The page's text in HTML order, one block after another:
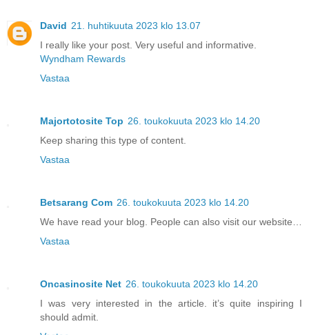
David 21. huhtikuuta 2023 klo 13.07
I really like your post. Very useful and informative.
Wyndham Rewards
Vastaa
Majortotosite Top 26. toukokuuta 2023 klo 14.20
Keep sharing this type of content.
Vastaa
Betsarang Com 26. toukokuuta 2023 klo 14.20
We have read your blog. People can also visit our website…
Vastaa
Oncasinosite Net 26. toukokuuta 2023 klo 14.20
I was very interested in the article. it’s quite inspiring I
should admit.